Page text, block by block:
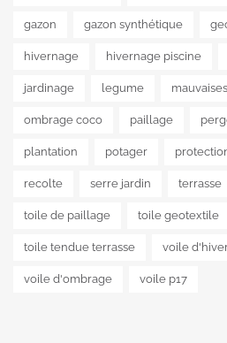
gazon gazon synthétique
hivernage hivernage piscine
jardinage legume
ombrage coco paillage
plantation potager
recolte serre jardin terrasse
toile de paillage toile geotextile
toile tendue terrasse voile
voile d'ombrage voile p17